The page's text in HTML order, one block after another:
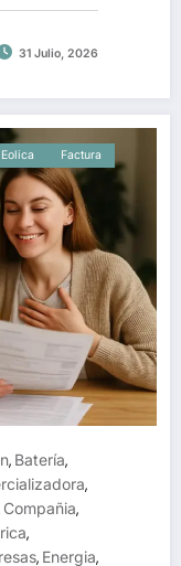
31 Julio, 2026
Eolica
Factura
, Batería,
,
Compañia,
,
, Energia,